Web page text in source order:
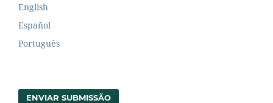
English
Español
Português
ENVIAR SUBMISSÃO